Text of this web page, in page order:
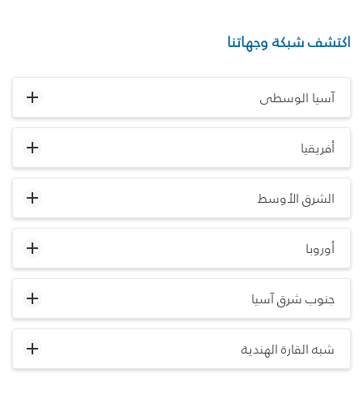
اكتشف شبكة وجهاتنا
آسيا الوسطى
أفريقيا
الشرق الأوسط
أوروبا
جنوب شرق آسيا
شبه القارة الهندية